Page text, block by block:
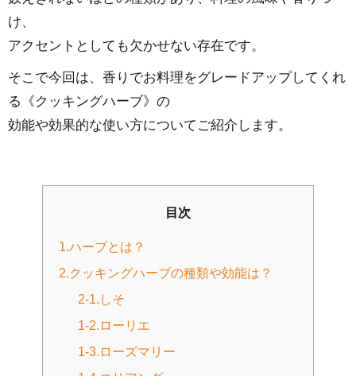
け、
アクセントとしても欠かせない存在です。
そこで今回は、香りでお料理をグレードアップしてくれ
る《クッキングハーブ》の
効能や効果的な使い方についてご紹介します。
目次
1.ハーブとは？
2.クッキングハーブの種類や効能は？
2-1.しそ
1-2.ローリエ
1-3.ローズマリー